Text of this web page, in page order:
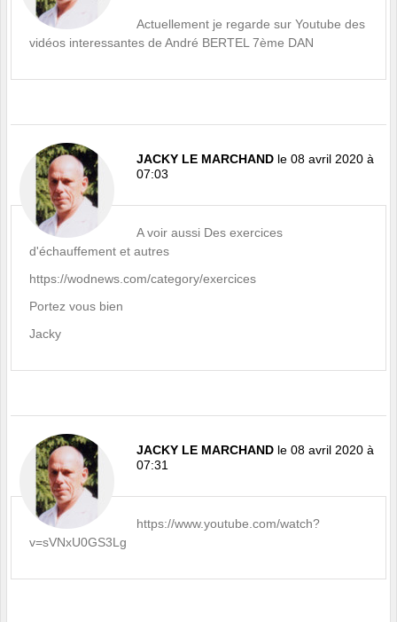
Actuellement je regarde sur Youtube des
vidéos interessantes de André BERTEL 7ème DAN
JACKY LE MARCHAND le 08 avril 2020 à
07:03
A voir aussi Des exercices
d'échauffement et autres
https://wodnews.com/category/exercices
Portez vous bien
Jacky
JACKY LE MARCHAND le 08 avril 2020 à
07:31
https://www.youtube.com/watch?
v=sVNxU0GS3Lg